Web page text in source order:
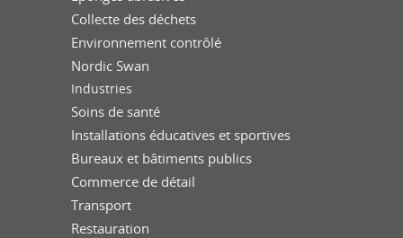
Collecte des déchets
Environnement contrôlé
Nordic Swan
Industries
Soins de santé
Installations éducatives et sportives
Bureaux et bâtiments publics
Commerce de détail
Transport
Restauration